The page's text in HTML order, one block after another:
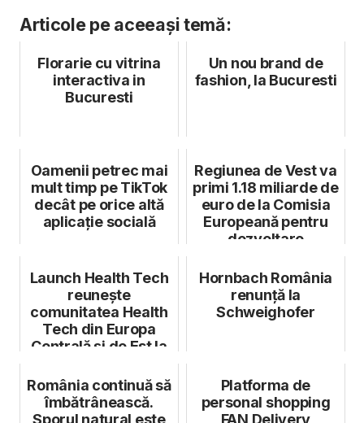
Articole pe aceeași temă:
Florarie cu vitrina
interactiva in
Bucuresti
Un nou brand de
fashion, la Bucuresti
Oamenii petrec mai
mult timp pe TikTok
decât pe orice altă
aplicație socială
Regiunea de Vest va
primi 1.18 miliarde de
euro de la Comisia
Europeană pentru
dezvoltare
Launch Health Tech
reunește
comunitatea Health
Tech din Europa
Centrală și de Est la
Hornbach România
renunță la
Schweighofer
România continuă să
îmbătrânească.
Platforma de
personal shopping